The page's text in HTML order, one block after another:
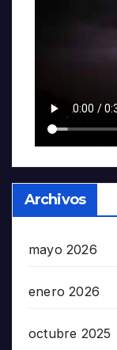
Archivos
mayo 2026
enero 2026
octubre 2025